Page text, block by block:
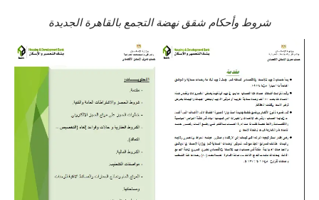
شروط وأحكام شقق نهضة التجمع بالقاهرة الجديدة